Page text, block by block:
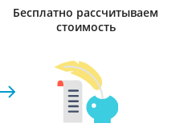
Бесплатно рассчитываем
стоимость